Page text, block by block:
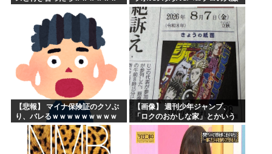
戦
【悲報】 マイナ保険証のクソぶ
り、バレるｗｗｗｗｗｗｗｗｗ
【画像】 週刊少年ジャンプ、
「ロクのおかしな家」とかいう
微妙な漫画を巻頭カラーにした
せいで100万部切る